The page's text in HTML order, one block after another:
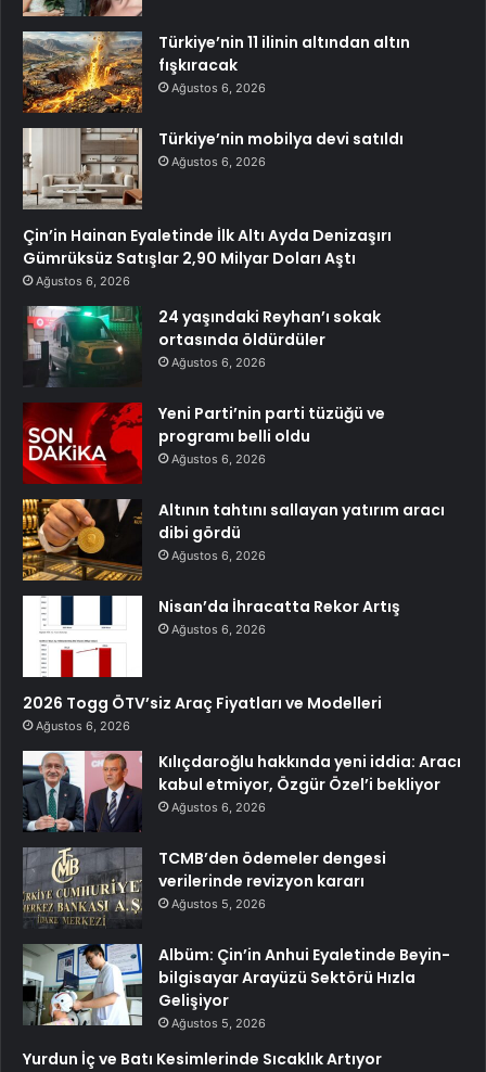
Türkiye’nin 11 ilinin altından altın
fışkıracak
Ağustos 6, 2026
Türkiye’nin mobilya devi satıldı
Ağustos 6, 2026
Çin’in Hainan Eyaletinde İlk Altı Ayda Denizaşırı
Gümrüksüz Satışlar 2,90 Milyar Doları Aştı
Ağustos 6, 2026
24 yaşındaki Reyhan’ı sokak
ortasında öldürdüler
Ağustos 6, 2026
Yeni Parti’nin parti tüzüğü ve
programı belli oldu
Ağustos 6, 2026
Altının tahtını sallayan yatırım aracı
dibi gördü
Ağustos 6, 2026
Nisan’da İhracatta Rekor Artış
Ağustos 6, 2026
2026 Togg ÖTV’siz Araç Fiyatları ve Modelleri
Ağustos 6, 2026
Kılıçdaroğlu hakkında yeni iddia: Aracı
kabul etmiyor, Özgür Özel’i bekliyor
Ağustos 6, 2026
TCMB’den ödemeler dengesi
verilerinde revizyon kararı
Ağustos 5, 2026
Albüm: Çin’in Anhui Eyaletinde Beyin-
bilgisayar Arayüzü Sektörü Hızla
Gelişiyor
Ağustos 5, 2026
Yurdun İç ve Batı Kesimlerinde Sıcaklık Artıyor